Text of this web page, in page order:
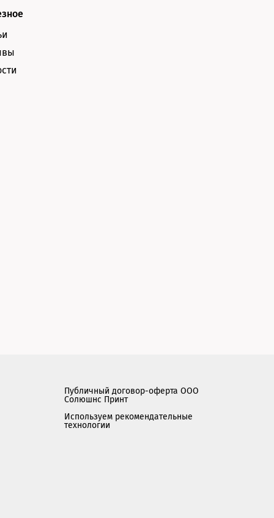
Публичный договор-оферта ООО
Солюшнс Принт
Используем рекомендательные
технологии